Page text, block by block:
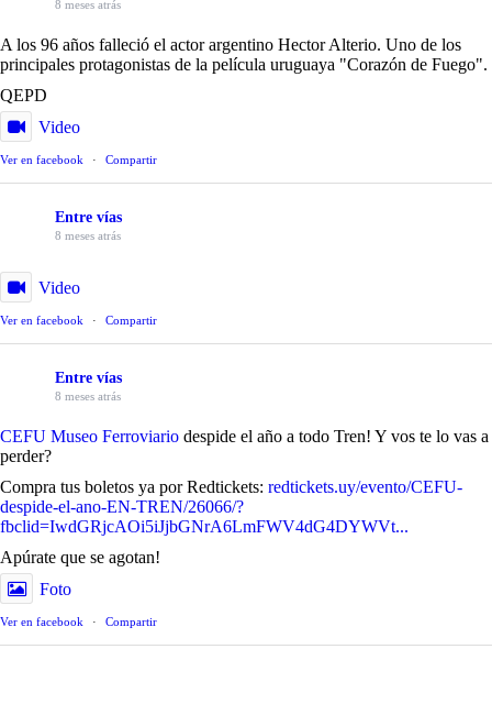
8 meses atrás
A los 96 años falleció el actor argentino Hector Alterio. Uno de los
principales protagonistas de la película uruguaya "Corazón de Fuego".
QEPD
Video
Ver en facebook · Compartir
Entre vías
8 meses atrás
Video
Ver en facebook · Compartir
Entre vías
8 meses atrás
CEFU Museo Ferroviario despide el año a todo Tren! Y vos te lo vas a
perder?
Compra tus boletos ya por Redtickets: redtickets.uy/evento/CEFU-
despide-el-ano-EN-TREN/26066/?
fbclid=IwdGRjcAOi5iJjbGNrA6LmFWV4dG4DYWVt...
Apúrate que se agotan!
Foto
Ver en facebook · Compartir